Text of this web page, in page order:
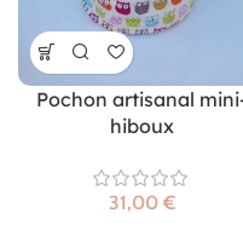
Pochon artisanal
hiboux
€